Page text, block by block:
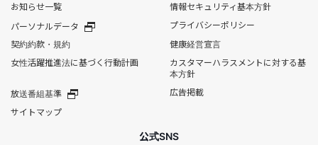
お知らせ一覧
情報セキュリティ基本方針
パーソナルデータ
プライバシーポリシー
契約約款・規約
健康経営宣言
女性活躍推進法に基づく行動計画
カスタマーハラスメントに対する基
本方針
放送番組基準
広告掲載
サイトマップ
公式SNS